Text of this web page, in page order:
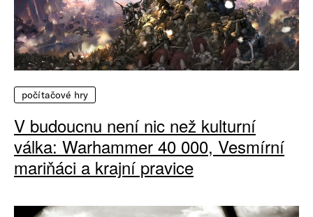
počítačové hry
V budoucnu není nic než kulturní
válka: Warhammer 40 000, Vesmírní
mariňáci a krajní pravice